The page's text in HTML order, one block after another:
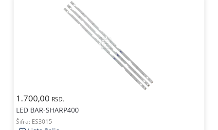
1.700,00 RSD.
LED BAR-SHARP400
Šifra: ES3015